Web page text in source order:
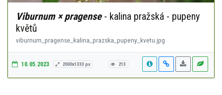
Viburnum × pragense- kalina pražská - pupeny
květů
viburnum_pragense_kalina_prazska_pupeny_kvetu.jpg
10.05.2023 2000x1333 px 213